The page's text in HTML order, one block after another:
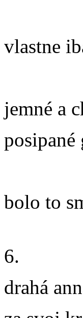
vlastne
jemné a
bolo to
6.
drahá